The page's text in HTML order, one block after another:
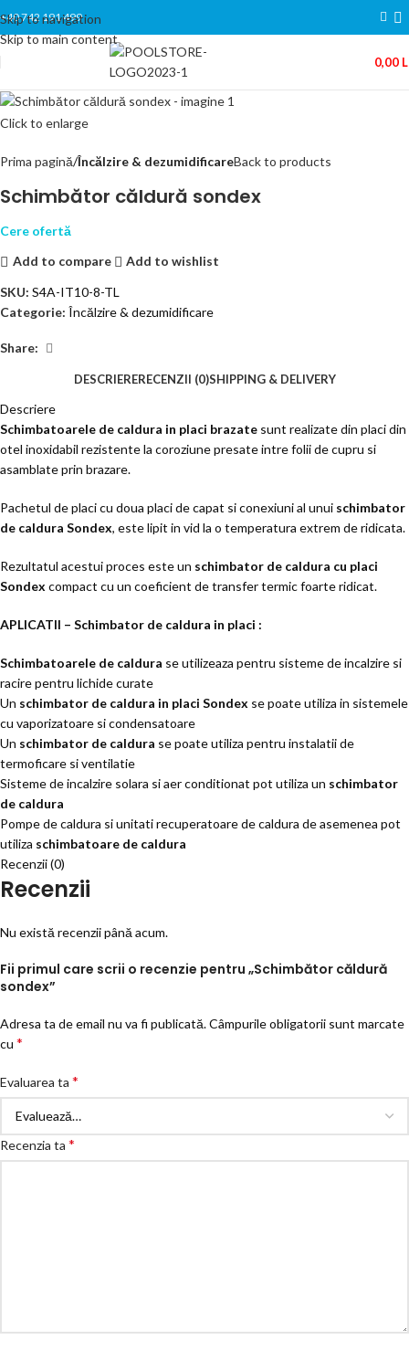
Skip to navigation
Skip to main content
+40 742 191 499
0,00
Click to enlarge
Prima pagină Încălzire & dezumidificareBack to products
Schimbător căldură sondex
Cere ofertă
Add to compare
Add to wishlist
SKU: S4A-IT10-8-TL
Categorie: Încălzire & dezumidificare
Share:
DESCRIERERECENZII (0)SHIPPING & DELIVERY
Descriere
Schimbatoarele de caldura in placi brazate sunt realizate din placi din
otel inoxidabil rezistente la coroziune presate intre folii de cupru si
asamblate prin brazare.
Pachetul de placi cu doua placi de capat si conexiuni al unui schimbator
de caldura Sondex, este lipit in vid la o temperatura extrem de ridicata.
Rezultatul acestui proces este un schimbator de caldura cu placi
Sondex compact cu un coeficient de transfer termic foarte ridicat.
APLICATII – Schimbator de caldura in placi :
Schimbatoarele de caldura se utilizeaza pentru sisteme de incalzire si
racire pentru lichide curate
Un schimbator de caldura in placi Sondex se poate utiliza in sistemele
cu vaporizatoare si condensatoare
Un schimbator de caldura se poate utiliza pentru instalatii de
termoficare si ventilatie
Sisteme de incalzire solara si aer conditionat pot utiliza un schimbator
de caldura
Pompe de caldura si unitati recuperatoare de caldura de asemenea pot
utiliza schimbatoare de caldura
Recenzii (0)
Recenzii
Nu există recenzii până acum.
Fii primul care scrii o recenzie pentru „Schimbător căldură
sondex”
Adresa ta de email nu va fi publicată.Câmpurile obligatorii sunt marcate
cu *
Evaluarea ta *
Recenzia ta *